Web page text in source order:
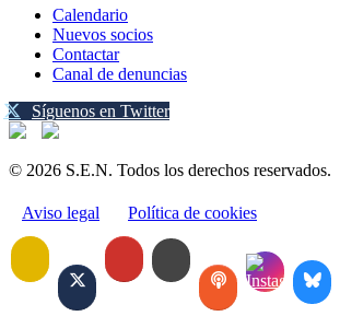
Calendario
Nuevos socios
Contactar
Canal de denuncias
Síguenos en Twitter
© 2026 S.E.N. Todos los derechos reservados.
Aviso legal Política de cookies